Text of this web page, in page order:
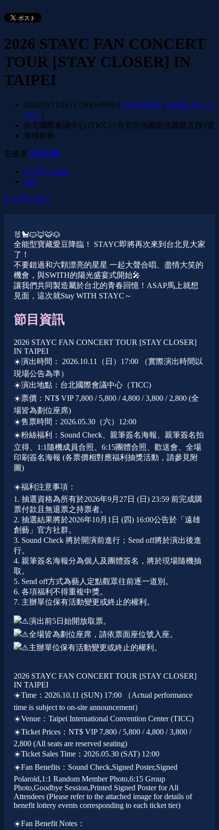
2026 STAYC FAN CONCERT
TOUR [STAY CLOSER] IN
TAIPEI
2026/10/11(日) 17:00(+0800) ( iCal/Outlook, Google カレン
ダー )
台北國際會議中心 (TICC) / 台北市信義區信義路五段1號
遠雄創藝
主催者 遠雄創藝
すぐ申し込む
Intro
すぐ申し込む
🐰🐩🐱🦊🐯🐶
全能型寶藏愛豆降臨！ STAYC即將再次來到台北見大家
了！
不要錯過和六顆漂亮的星星 一起大聲合唱、盡情大笑的
機會，與SWITH的陽光盛宴式開始🎤
讓我們共同製造屬於台北的青春回憶！ASAP馬上就想
見面，這次就Stay WITH STAYC～
節目資訊
2026 STAYC FAN CONCERT TOUR [STAY CLOSER]
IN TAIPEI
☀️演出時間： 2026.10.11（日）17:00 （實際演出時間以
現場公告為準）
☀️演出地點：台北國際會議中心（TICC)
☀️票價：NT$ VIP 7,800 / 5,800 / 4,800 / 3,800 / 2,800 (全
場皆為劃位座席)
☀️售票時間：2026.05.30（六）12:00
☀️粉絲福利：Sound Check、親筆簽名海報、親筆簽名拍
立得、1:1隨機成員合照、6:15團體合照、歡送會、全場
印刷簽名海報 (各票價相對應福利抽獎活動，請參見附
圖)
☀️福利注意事項：
1. 抽選資格為所有於2026年9月27日 (日) 23:59 前完成購
票付款且無退票之持票者。
2. 抽選結果將於2026年10月1日 (四) 16:00公告於「遠雄
創藝」官方社群。
3. Sound Check 將於開演前進行；Send off將於演出後進
行。
4. 親筆簽名海報分為個人及團體簽名，將於現場隨機抽
取。
5. Send off方式為藝人定點觀眾往前逐一道別。
6. 各項福利不得重複中獎。
7. 主辦單位保有活動變更或終止的權利。
演出前5日始開放取票。
全場皆為劃位座席，請依票面座位號入座。
主辦單位保有活動變更或終止的權利。
2026 STAYC FAN CONCERT TOUR [STAY CLOSER]
IN TAIPEI
☀️Time：2026.10.11 (SUN) 17:00 （Actual performance
time is subject to on-site announcement）
☀️Venue：Taipei International Convention Center (TICC)
☀️Ticket Prices：NT$ VIP 7,800 / 5,800 / 4,800 / 3,800 /
2,800 (All seats are reserved seating)
☀️Ticket Sales Time：2026.05.30 (SAT) 12:00
☀️Fan Benefits：Sound Check,Signed Poster,Signed
Polaroid,1:1 Random Member Photo,6:15 Group
Photo,Goodbye Session,Printed Signed Poster for All
Attendees (Please refer to the attached image for details of
benefit lottery events corresponding to each ticket tier)
☀️Fan Benefit Notes：